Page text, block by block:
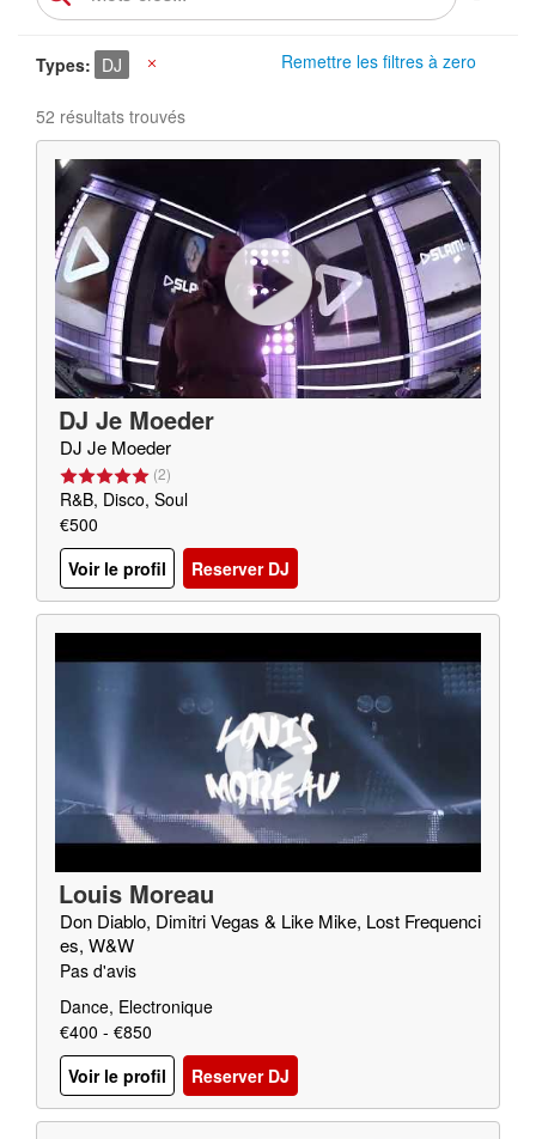
Remettre les filtres à zero
Types DJ
52 résultats trouvés
DJ Je Moeder
DJ Je Moeder
(2)
R&B, Disco, Soul
€500
Voir le profil
Reserver DJ
Louis Moreau
Don Diablo, Dimitri Vegas & Like Mike, Lost Frequenci
es, W&W
Pas d'avis
Dance, Electronique
€400 - €850
Voir le profil
Reserver DJ